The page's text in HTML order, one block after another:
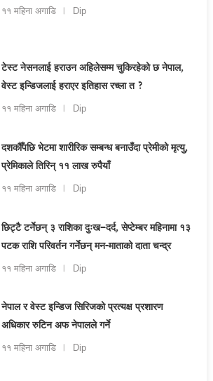
११ महिना अगाडि Dip
टेस्ट नेसनलाई हराउन अहिलेसम्म चुकिरहेको छ नेपाल,
वेस्ट इन्डिजलाई हराएर इतिहास रच्ला त ?
११ महिना अगाडि Dip
दशकौँपछि भेटमा शारीरिक सम्बन्ध बनाउँदा प्रेमीको मृत्यु,
प्रेमिकाले तिरिन् ११ लाख रुपैयाँ
११ महिना अगाडि Dip
छिट्टै टर्नेछन् ३ राशिका दुःख–दर्द, सेप्टेम्बर महिनामा १३
पटक राशि परिवर्तन गर्नेछन् मन-माताको दाता चन्द्र
११ महिना अगाडि Dip
नेपाल र वेस्ट इन्डिज सिरिजको प्रत्यक्ष प्रशारण
अधिकार रुटिन अफ नेपालले गर्ने
११ महिना अगाडि Dip